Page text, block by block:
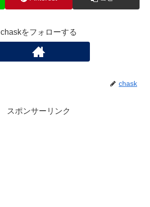
chaskをフォローする
chask
スポンサーリンク